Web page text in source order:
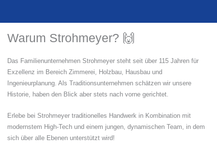
Warum Strohmeyer? 🙌
Das Familienunternehmen Strohmeyer steht seit über 115 Jahren für
Exzellenz im Bereich Zimmerei, Holzbau, Hausbau und
Ingenieurplanung. Als Traditionsunternehmen schätzen wir unsere
Historie, haben den Blick aber stets nach vorne gerichtet.
Erlebe bei Strohmeyer traditionelles Handwerk in Kombination mit
modernstem High-Tech und einem jungen, dynamischen Team, in dem
sich über alle Ebenen unterstützt wird!